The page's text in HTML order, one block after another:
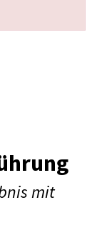
mit